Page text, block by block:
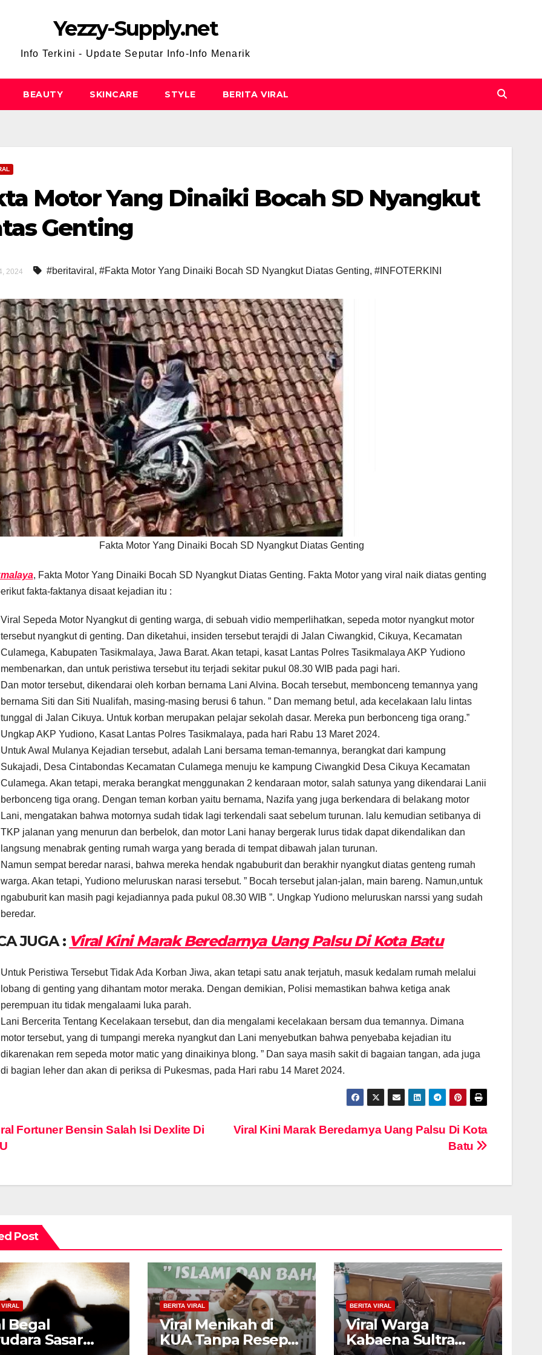
Yezzy-Supply.net
Info Terkini - Update Seputar Info-Info Menarik
BEAUTY SKINCARE STYLE BERITA VIRAL
Motor Yang Dinaiki Bocah SD Nyangkut
Genting
2024 #beritaviral , #Fakta Motor Yang Dinaiki Bocah SD Nyangkut Diatas Genting, #INFOTERKINI
Fakta Motor Yang Dinaiki Bocah SD Nyangkut Diatas Genting
, Fakta Motor Yang Dinaiki Bocah SD Nyangkut Diatas Genting. Fakta Motor yang viral naik diatas genting
fakta-faktanya disaat kejadian itu :
Viral Sepeda Motor Nyangkut di genting warga, di sebuah vidio memperlihatkan, sepeda motor nyangkut motor
tersebut nyangkut di genting. Dan diketahui, insiden tersebut terajdi di Jalan Ciwangkid, Cikuya, Kecamatan
Culamega, Kabupaten Tasikmalaya, Jawa Barat. Akan tetapi, kasat Lantas Polres Tasikmalaya AKP Yudiono
membenarkan, dan untuk peristiwa tersebut itu terjadi sekitar pukul 08.30 WIB pada pagi hari.
Dan motor tersebut, dikendarai oleh korban bernama Lani Alvina. Bocah tersebut, membonceng temannya yang
bernama Siti dan Siti Nualifah, masing-masing berusi 6 tahun. ” Dan memang betul, ada kecelakaan lalu lintas
tunggal di Jalan Cikuya. Untuk korban merupakan pelajar sekolah dasar. Mereka pun berbonceng tiga orang.”
Ungkap AKP Yudiono, Kasat Lantas Polres Tasikmalaya, pada hari Rabu 13 Maret 2024.
Untuk Awal Mulanya Kejadian tersebut, adalah Lani bersama teman-temannya, berangkat dari kampung
Sukajadi, Desa Cintabondas Kecamatan Culamega menuju ke kampung Ciwangkid Desa Cikuya Kecamatan
Culamega. Akan tetapi, meraka berangkat menggunakan 2 kendaraan motor, salah satunya yang dikendarai Lanii
berbonceng tiga orang. Dengan teman korban yaitu bernama, Nazifa yang juga berkendara di belakang motor
Lani, mengatakan bahwa motornya sudah tidak lagi terkendali saat sebelum turunan. lalu kemudian setibanya di
TKP jalanan yang menurun dan berbelok, dan motor Lani hanay bergerak lurus tidak dapat dikendalikan dan
langsung menabrak genting rumah warga yang berada di tempat dibawah jalan turunan.
Namun sempat beredar narasi, bahwa mereka hendak ngabuburit dan berakhir nyangkut diatas genteng rumah
warga. Akan tetapi, Yudiono meluruskan narasi tersebut. ” Bocah tersebut jalan-jalan, main bareng. Namun,untuk
ngabuburit kan masih pagi kejadiannya pada pukul 08.30 WIB ”. Ungkap Yudiono meluruskan narssi yang sudah
beredar.
JUGA : Viral Kini Marak Beredarnya Uang Palsu Di Kota Batu
Untuk Peristiwa Tersebut Tidak Ada Korban Jiwa, akan tetapi satu anak terjatuh, masuk kedalam rumah melalui
lobang di genting yang dihantam motor meraka. Dengan demikian, Polisi memastikan bahwa ketiga anak
perempuan itu tidak mengalaami luka parah.
Lani Bercerita Tentang Kecelakaan tersebut, dan dia mengalami kecelakaan bersam dua temannya. Dimana
motor tersebut, yang di tumpangi mereka nyangkut dan Lani menyebutkan bahwa penyebaba kejadian itu
dikarenakan rem sepeda motor matic yang dinaikinya blong. ” Dan saya masih sakit di bagaian tangan, ada juga
di bagian leher dan akan di periksa di Pukesmas, pada Hari rabu 14 Maret 2024.
Viral Kini Marak Beredarnya Uang Palsu Di Kota
Batu
Fortuner Bensin Salah Isi Dexlite Di
Post
Begal
Sasar
BERITA VIRAL
Viral Menikah di
KUA Tanpa Resepsi,
BERITA VIRAL
Viral Warga
Kabaena Sultra